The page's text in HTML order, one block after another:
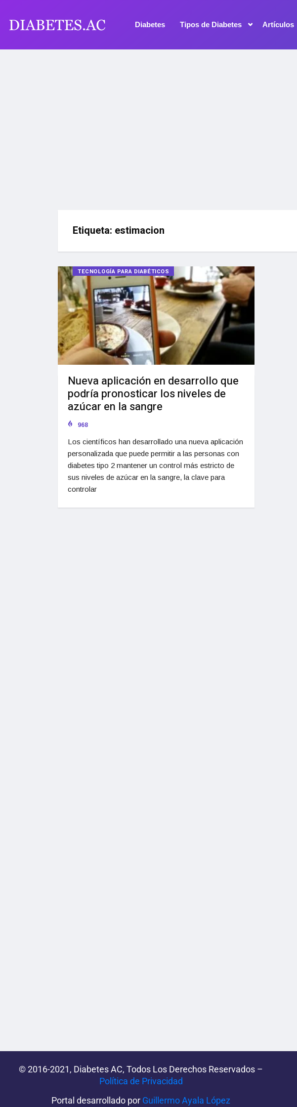
Diabetes Tipos de Diabetes Artículos
Etiqueta: estimacion
TECNOLOGÍA PARA DIABÉTICOS
Nueva aplicación en desarrollo que
podría pronosticar los niveles de
azúcar en la sangre
968
Los científicos han desarrollado una nueva aplicación
personalizada que puede permitir a las personas con
diabetes tipo 2 mantener un control más estricto de
sus niveles de azúcar en la sangre, la clave para
controlar
© 2016-2021, Diabetes AC, Todos Los Derechos Reservados –
Política de Privacidad‌­
Portal desarrollado por Guillermo Ayala López